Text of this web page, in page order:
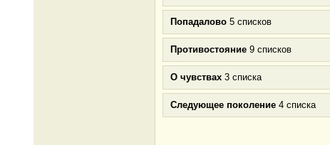
Попадалово 5 списков
Противостояние 9 списков
О чувствах 3 списка
Следующее поколение 4 списка